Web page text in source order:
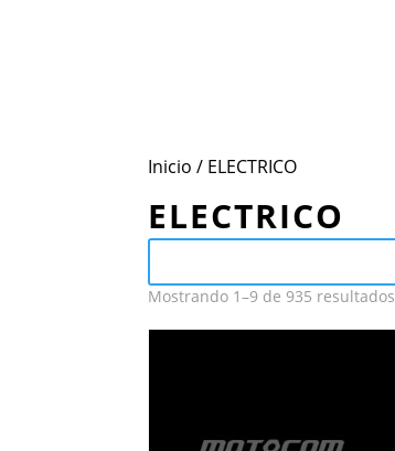
Inicio / ELECTRICO
ELECTRICO
Mostrando 1–9 de 935 resultados